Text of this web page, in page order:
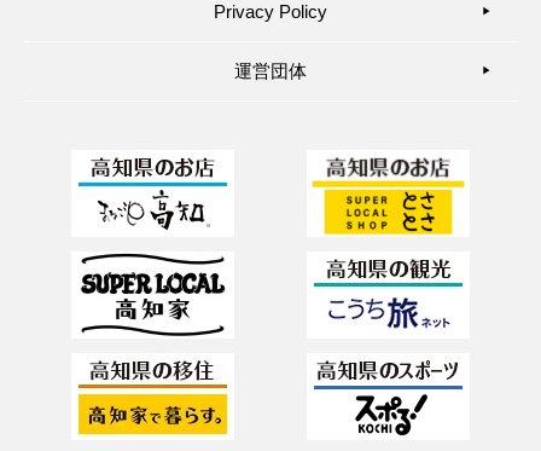
Privacy Policy ▶︎
運営団体 ▶︎